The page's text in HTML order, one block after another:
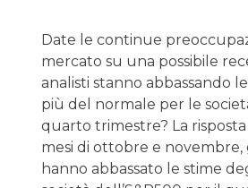
Date le continue
mercato su una possibile
analisti stanno abbassando
più del normale per le
quarto trimestre? La risposta
mesi di ottobre e novembre,
hanno abbassato le stime